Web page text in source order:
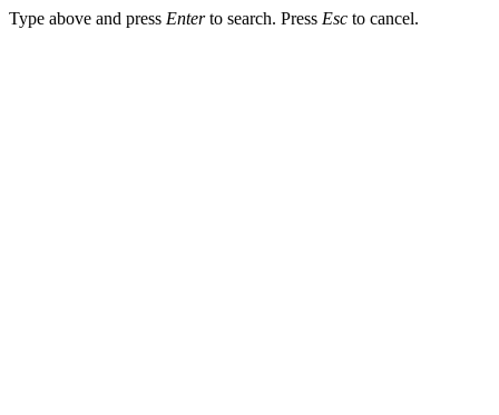
Type above and press Enterto search. Press Esc to cancel.